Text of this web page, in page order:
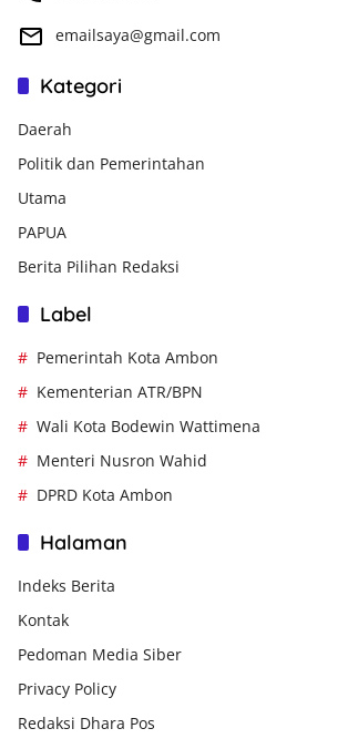
emailsaya@gmail.com
Kategori
Daerah
Politik dan Pemerintahan
Utama
PAPUA
Berita Pilihan Redaksi
Label
Pemerintah Kota Ambon
Kementerian ATR/BPN
Wali Kota Bodewin Wattimena
Menteri Nusron Wahid
DPRD Kota Ambon
Halaman
Indeks Berita
Kontak
Pedoman Media Siber
Privacy Policy
Redaksi Dhara Pos